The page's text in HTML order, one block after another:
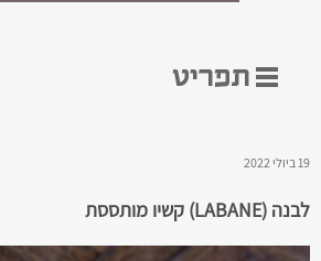
19 ביולי 2022
לבנה (LABANE) קשיו מותססת